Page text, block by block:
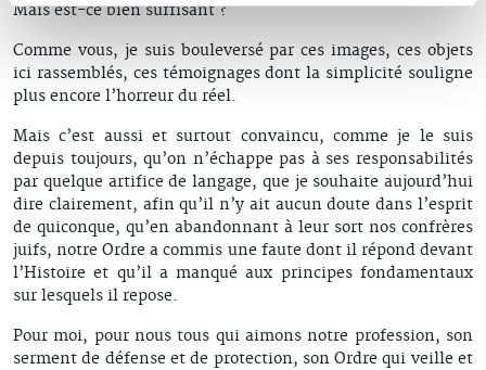
Mais est-ce bien suffisant ?
Comme vous, je suis bouleversé par ces images, ces objets
ici rassemblés, ces témoignages dont la simplicité souligne
plus encore l’horreur du réel.
Mais c’est aussi et surtout convaincu, comme je le suis
depuis toujours, qu’on n’échappe pas à ses responsabilités
par quelque artifice de langage, que je souhaite aujourd’hui
dire clairement, afin qu’il n’y ait aucun doute dans l’esprit
de quiconque, qu’en abandonnant à leur sort nos confrères
juifs, notre Ordre a commis une faute dont il répond devant
l’Histoire et qu’il a manqué aux principes fondamentaux
sur lesquels il repose.
Pour moi, pour nous tous qui aimons notre profession, son
serment de défense et de protection, son Ordre qui veille et